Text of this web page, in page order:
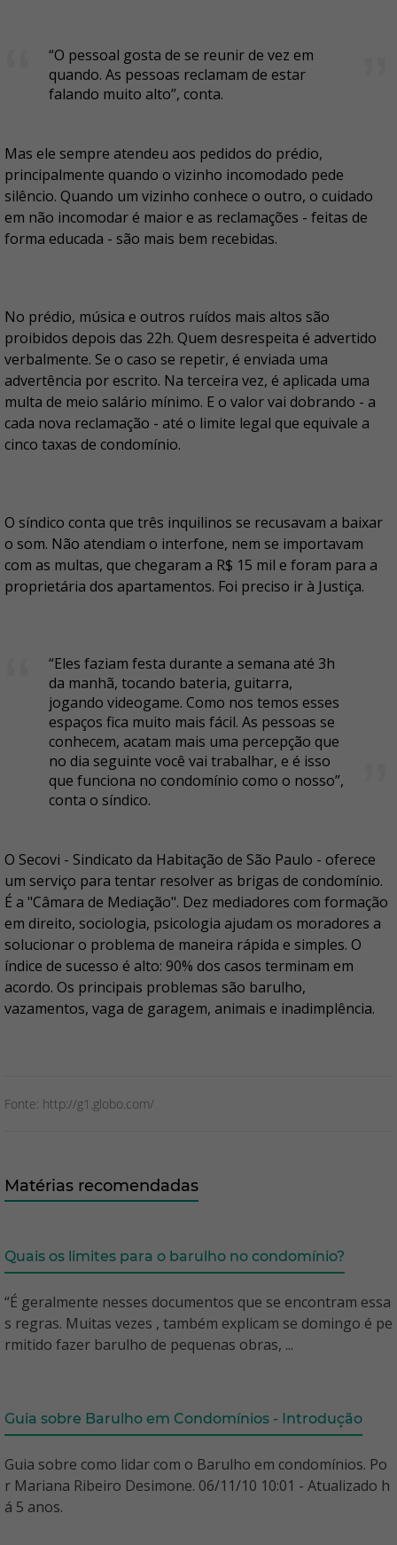
“O pessoal gosta de se reunir de vez em
quando. As pessoas reclamam de estar
falando muito alto”, conta.
Mas ele sempre atendeu aos pedidos do prédio,
principalmente quando o vizinho incomodado pede
silêncio. Quando um vizinho conhece o outro, o cuidado
em não incomodar é maior e as reclamações - feitas de
forma educada - são mais bem recebidas.
No prédio, música e outros ruídos mais altos são
proibidos depois das 22h. Quem desrespeita é advertido
verbalmente. Se o caso se repetir, é enviada uma
advertência por escrito. Na terceira vez, é aplicada uma
multa de meio salário mínimo. E o valor vai dobrando - a
cada nova reclamação - até o limite legal que equivale a
cinco taxas de condomínio.
O síndico conta que três inquilinos se recusavam a baixar
o som. Não atendiam o interfone, nem se importavam
com as multas, que chegaram a R$ 15 mil e foram para a
proprietária dos apartamentos. Foi preciso ir à Justiça.
“Eles faziam festa durante a semana até 3h
da manhã, tocando bateria, guitarra,
jogando videogame. Como nos temos esses
espaços fica muito mais fácil. As pessoas se
conhecem, acatam mais uma percepção que
no dia seguinte você vai trabalhar, e é isso
que funciona no condomínio como o nosso”,
conta o síndico.
O Secovi - Sindicato da Habitação de São Paulo - oferece
um serviço para tentar resolver as brigas de condomínio.
É a "Câmara de Mediação". Dez mediadores com formação
em direito, sociologia, psicologia ajudam os moradores a
solucionar o problema de maneira rápida e simples. O
índice de sucesso é alto: 90% dos casos terminam em
acordo. Os principais problemas são barulho,
vazamentos, vaga de garagem, animais e inadimplência.
Fonte: http://g1.globo.com/
Matérias recomendadas
Quais os limites para o barulho no condomínio?
“É geralmente nesses documentos que se encontram essa
s regras. Muitas vezes , também explicam se domingo é pe
rmitido fazer barulho de pequenas obras, ...
Guia sobre Barulho em Condomínios - Introdução
Guia sobre como lidar com o Barulho em condomínios. Po
r Mariana Ribeiro Desimone. 06/11/10 10:01 - Atualizado h
á 5 anos.